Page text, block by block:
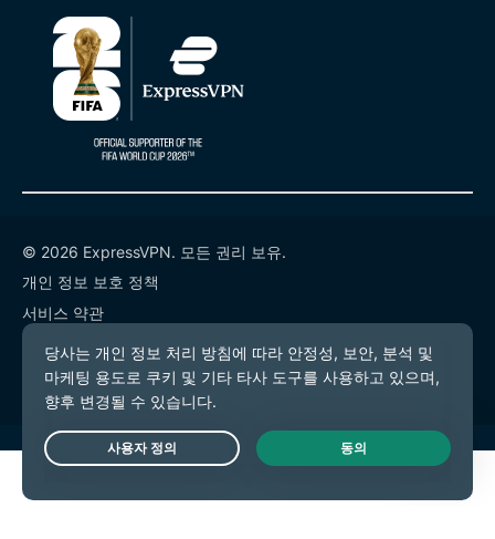
© 2026 ExpressVPN. 모든 권리 보유.
개인 정보 보호 정책
서비스 약관
쿠키 기본 설정
Live Chat